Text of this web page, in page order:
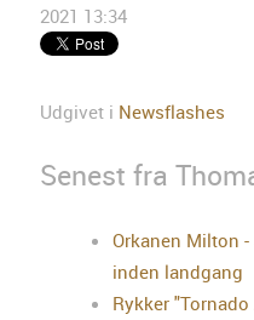
2021 13:34
Udgivet i Newsflashes
Senest fra
Orkanen Milton
inden landgang
Rykker